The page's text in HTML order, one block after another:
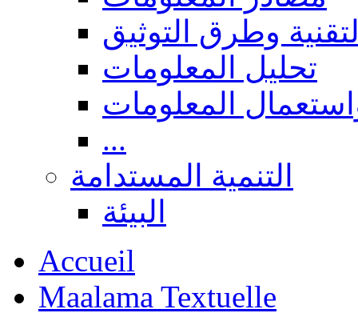
وطرق التوثيق
تحليل المعلومات
المعلومات
...
التنمية المستدامة
البيئة
Accueil
Maalama Textuelle